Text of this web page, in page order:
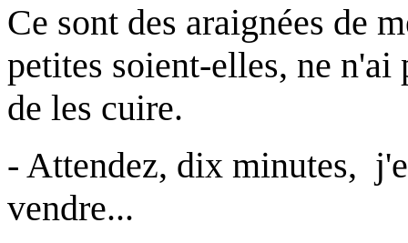
Ce sont des araignées de
petites soient-elles, ne
de les cuire.
- Attendez, dix minutes,
vendre...